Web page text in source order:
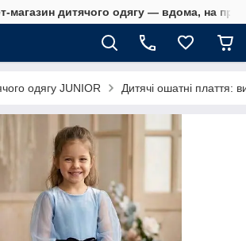
магазин дитячого одягу — вдома, на
одягу JUNIOR Дитячі ошатні плаття: